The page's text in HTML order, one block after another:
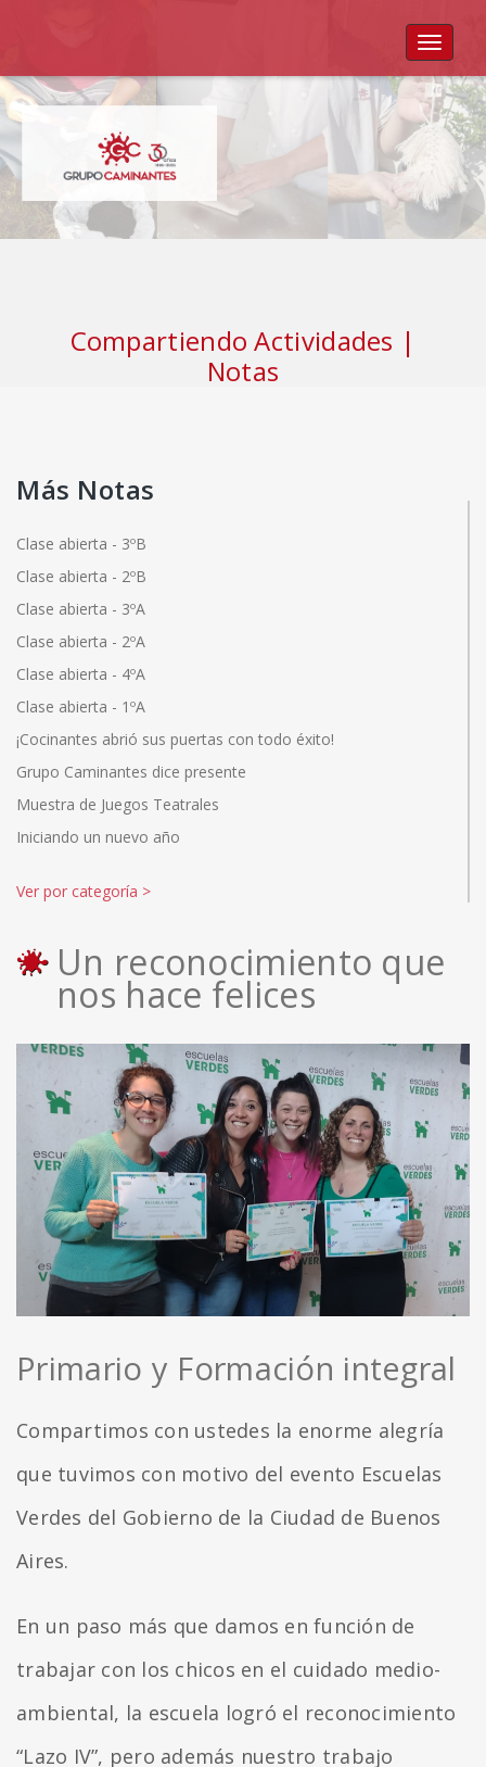
Toggle
Compartiendo Actividades |
Notas
Más Notas
Clase abierta - 3ºB
Clase abierta - 2ºB
Clase abierta - 3ºA
Clase abierta - 2ºA
Clase abierta - 4ºA
Clase abierta - 1ºA
¡Cocinantes abrió sus puertas con todo éxito!
Grupo Caminantes dice presente
Muestra de Juegos Teatrales
Iniciando un nuevo año
Ver por categoría >
Un reconocimiento que
nos hace felices
Primario y Formación integral
Compartimos con ustedes la enorme alegría
que tuvimos con motivo del evento Escuelas
Verdes del Gobierno de la Ciudad de Buenos
Aires.
En un paso más que damos en función de
trabajar con los chicos en el cuidado medio-
ambiental, la escuela logró el reconocimiento
“Lazo IV”, pero además nuestro trabajo